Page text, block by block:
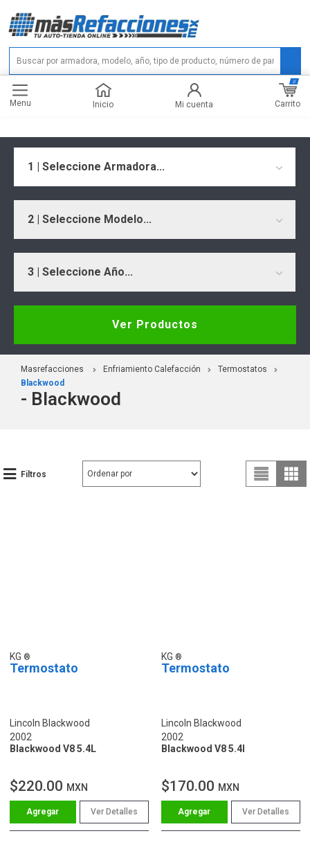
Menu Inicio Mi cuenta Carrito
0
1 | Seleccione Armadora...
2 | Seleccione Modelo...
3 | Seleccione Año...
Ver Productos
Masrefacciones Enfriamiento Calefacción
Termostatos
Blackwood
- Blackwood
Filtros
KG
Termostato
Lincoln Blackwood
2002
Blackwood V8 5.4L
$220.00 MXN
Ver Detalles
KG
Termostato
Lincoln Blackwood
2002
Blackwood V8 5.4l
$170.00 MXN
Ver Detalles